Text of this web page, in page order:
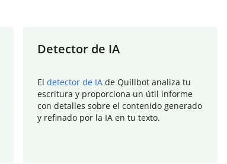
Detector de IA
El detector de IA de Quillbot analiza tu
escritura y proporciona un útil informe
con detalles sobre el contenido generado
y refinado por la IA en tu texto.